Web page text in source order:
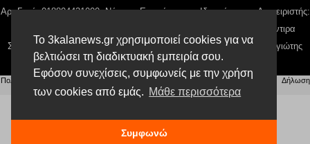
Το 3kalanews.gr χρησιμοποιεί cookies για να
βελτιώσει τη διαδικτυακή εμπειρία σου.
Εφόσον συνεχίσεις, συμφωνείς με την χρήση
των cookies από εμάς. Μάθε περισσότερα
Συμφωνώ
Αρ. Γεμή: 018804431000, Νόμιμος Εκπρόσωπος, Ιδιοκτήτης και Διαχειριστής:
Παναγιώτης Φιλίππου, Διευθύντρια: Γιαννουσά Βασιλική, Διευθύντιρα
Σύνταξης: Μπαλαμπάνη Βασιλική. Δικαιούχος domain name Παναγιώτης
Φιλίππου
Πολιτική απορρήτου Αίτηση Διαχείρισης Προσωπικών Δεδομένων |Όροι χρήσης
Δήλωση
Συμμόρφωσης